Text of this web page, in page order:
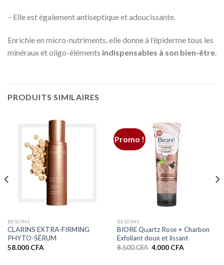
– Elle est également antiseptique et adoucissante.
Enrichie en micro-nutriments, elle donne à l’épiderme tous les
minéraux et oligo-éléments indispensables à son bien-être.
PRODUITS SIMILAIRES
BESOINS
CLARINS EXTRA-FIRMING
PHYTO-SÉRUM
58.000 CFA
Promo !
BESOINS
BIORE Quartz Rose + Charbon
Exfoliant doux et lissant
8.500CFA Le
4.000 CFALe